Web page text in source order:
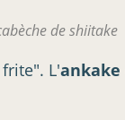
de shiitake
L'ankake